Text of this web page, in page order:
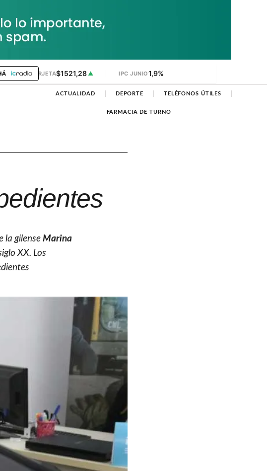
DÓLAR TARJETA$1521,28 ▲ IPC JUNIO1,9%
ACTUALIDAD DEPORTE TELÉFONOS ÚTILES
FARMACIA DE TURNO
la gilenseMarina
XX. Los